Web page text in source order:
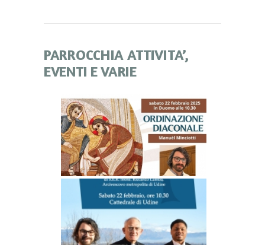
PIERABECH
CONTATTI
LOGIN
PARROCCHIA ATTIVITA’,
EVENTI E VARIE